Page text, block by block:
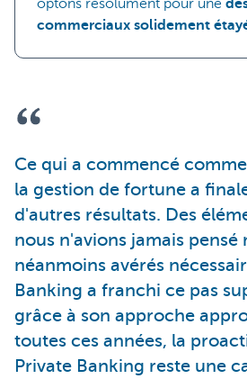
optons résolument pour une
commerciaux solidement
Ce qui a commencé
la gestion de fortune a
d'autres résultats. Des
nous n'avions jamais pensé
néanmoins avérés
Banking a franchi ce pas
grâce à son approche
toutes ces années, la
Private Banking reste une